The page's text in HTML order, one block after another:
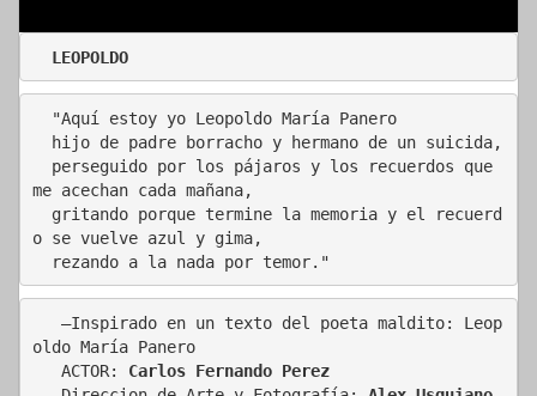
LEOPOLDO
  "Aquí estoy yo Leopoldo María Panero
  hijo de padre borracho y hermano de un suicida,
me acechan cada mañana,
o se vuelve azul y gima,
  rezando a la nada por temor."
oldo María Panero
   ACTOR:
Carlos Fernando Perez